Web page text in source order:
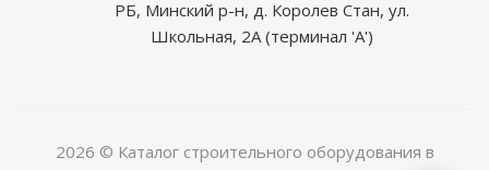
РБ, Минский р-н, д. Королев Стан, ул.
Школьная, 2А (терминал 'А')
2026 © Каталог строительного оборудования в